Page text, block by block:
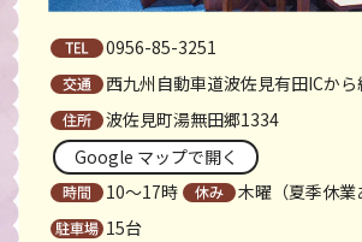
0956-85-3251
西九州自動車道波佐見有田ICか
波佐見町湯無田郷1334
Google マップで開く
10〜17時
木曜（夏季休業
15台